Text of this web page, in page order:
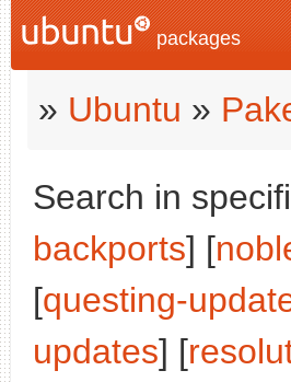
packages
» Ubuntu »
Search in
backports] [
[questing-
updates] [